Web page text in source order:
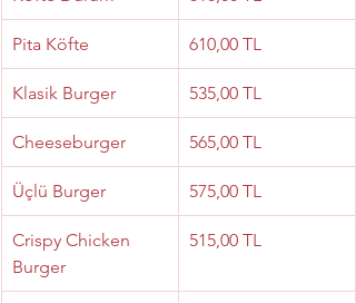
Pita Köfte 610,00 TL
Klasik Burger 535,00 TL
Cheeseburger 565,00 TL
Üçlü Burger 575,00 TL
Crispy Chicken
Burger
515,00 TL